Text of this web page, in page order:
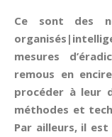
Ce sont des
mesures
remous en
procéder à leur
méthodes et
Par ailleurs, il